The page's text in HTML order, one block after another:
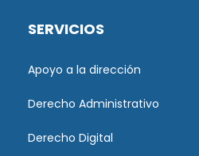
SERVICIOS
Apoyo a la dirección
Derecho Administrativo
Derecho Digital